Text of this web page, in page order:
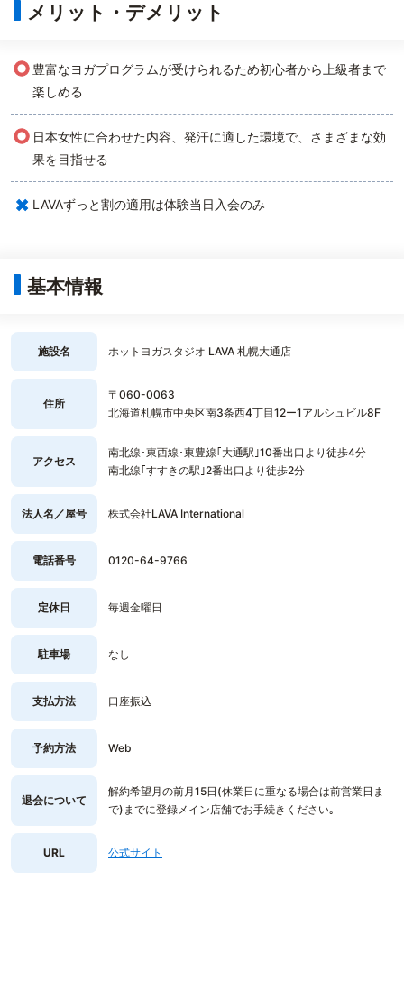
メリット・デメリット
○ 豊富なヨガプログラムが受けられるため初心者から上級者まで
楽しめる
○ 日本女性に合わせた内容、発汗に適した環境で、さまざまな効
果を目指せる
× LAVAずっと割の適用は体験当日入会のみ
基本情報
施設名 ホットヨガスタジオ LAVA 札幌大通店
住所
〒060-0063
北海道札幌市中央区南3条西4丁目12ー1アルシュビル8F
アクセス
南北線･東西線･東豊線｢大通駅｣10番出口より徒歩4分
南北線｢すすきの駅｣2番出口より徒歩2分
法人名／屋号 株式会社LAVA International
電話番号 0120-64-9766
定休日 毎週金曜日
駐車場 なし
支払方法 口座振込
予約方法 Web
退会について
解約希望月の前月15日(休業日に重なる場合は前営業日ま
で)までに登録メイン店舗でお手続きください｡
URL 公式サイト